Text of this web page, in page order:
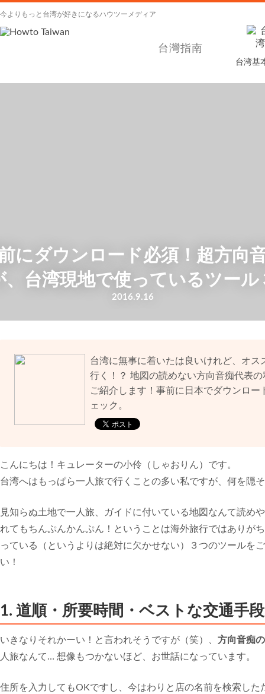
今よりもっと台湾が好きになるハウツーメディア
台灣指南
台湾基
にダウンロード必須！超方向
、台湾現地で使っているツール
2016.9.16
台湾に無事に着いたは良いけれど、オ
行く！？ 地図の読めない方向音痴代表
ご紹介します！事前に日本でダウンロ
ェック。
こんにちは！キュレーターの小伶（しゃおりん）です。
台湾へはもっぱら一人旅で行くことの多い私ですが、何を隠
見知らぬ土地で一人旅、ガイドに付いている地図なんて読め
れてもちんぷんかんぷん！ということは海外旅行ではありが
っている（というよりは絶対に欠かせない）３つのツールを
い！
1. 道順・所要時間・ベストな交通手
いきなりそれかーい！と言われそうですが（笑）、 方向音痴
人旅なんて… 想像もつかないほど、お世話になっています。
住所を入力してもOKですし、今はわりと店の名前を検索し